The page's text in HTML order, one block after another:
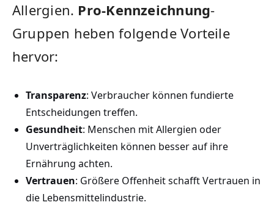
Allergien. Pro-Kennzeichnung-
Gruppen‌ heben folgende Vorteile
hervor:
Transparenz:⁤ Verbraucher können fundierte
Entscheidungen treffen.
Gesundheit:‌ Menschen mit Allergien oder
Unverträglichkeiten​ können besser auf ihre
Ernährung achten.
Vertrauen: Größere Offenheit schafft Vertrauen in
die Lebensmittelindustrie.